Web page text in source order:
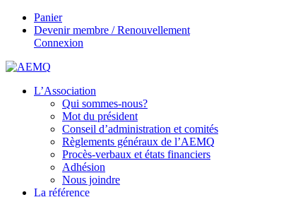
Panier
Devenir membre / Renouvellement
Connexion
L’Association
Qui sommes-nous?
Mot du président
Conseil d’administration et comités
Règlements généraux de l’AEMQ
Procès-verbaux et états financiers
Adhésion
Nous joindre
La référence